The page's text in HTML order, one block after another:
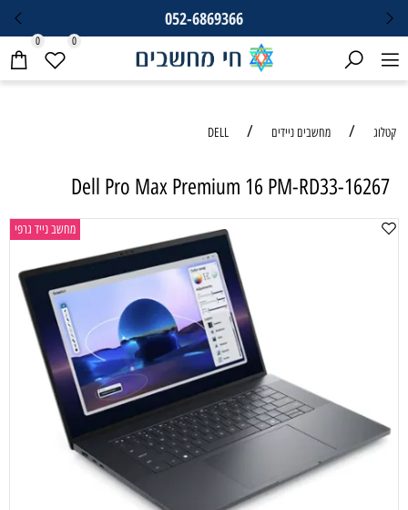
052-6869366
0 0
קטלוג / מחשבים ניידים /
DELL
Dell Pro Max Premium 16 PM-RD33-16267
מחשב נייד גרפי